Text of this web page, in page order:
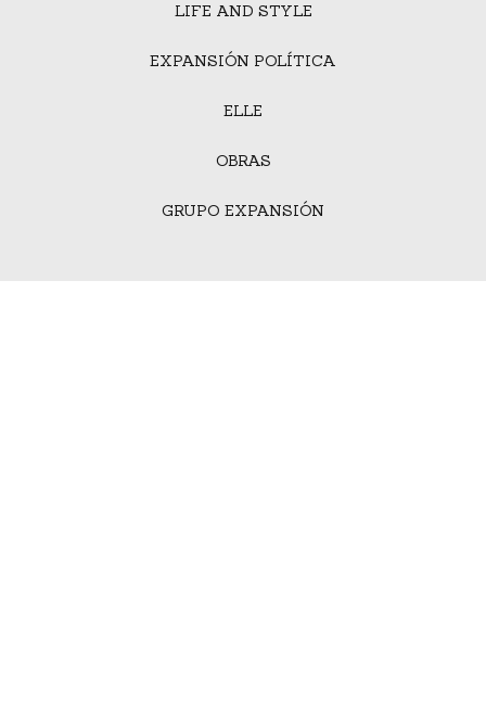
LIFE AND STYLE
EXPANSIÓN POLÍTICA
ELLE
OBRAS
GRUPO EXPANSIÓN